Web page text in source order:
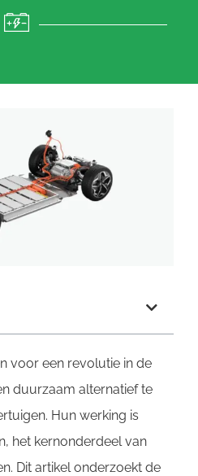
voor een revolutie in de
duurzaam alternatief te
Hun werking is
het kernonderdeel van
Dit artikel onderzoekt de